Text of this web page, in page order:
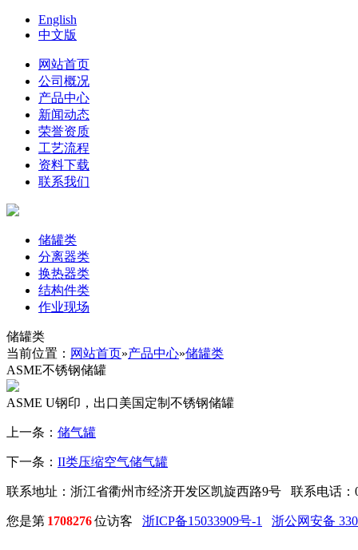
English
中文版
网站首页
公司概况
产品中心
新闻动态
荣誉资质
工艺流程
资料下载
联系我们
储罐类
分离器类
换热器类
结构件类
作业现场
储罐类
当前位置： 网站首页»产品中心»储罐类
ASME不锈钢储罐
ASME U钢印，出口美国定制不锈钢储罐
上一条： 储气罐
下一条： II类压缩空气储气罐
联系地址：浙江省衢州市经济开发区凯旋西路9号 联系电话：
您是第 1708276位访客 浙ICP备15033909号-1 浙公网安备